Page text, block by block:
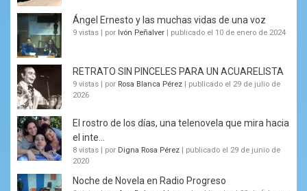
Ángel Ernesto y las muchas vidas de una voz
9 vistas por Ivón Peñalver publicado el 10 de enero de 2024
RETRATO SIN PINCELES PARA UN ACUARELISTA
9 vistas por Rosa Blanca Pérez
publicado el 29 de julio de
2026
El rostro de los días, una telenovela que mira hacia
el inte...
8 vistas por Digna Rosa Pérez
publicado el 29 de junio de
2020
Noche de Novela en Radio Progreso